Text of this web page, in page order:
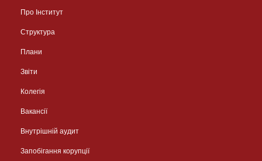
Про Інститут
Структура
Плани
Звіти
Колегія
Вакансії
Внутрішній аудит
Запобігання корупції